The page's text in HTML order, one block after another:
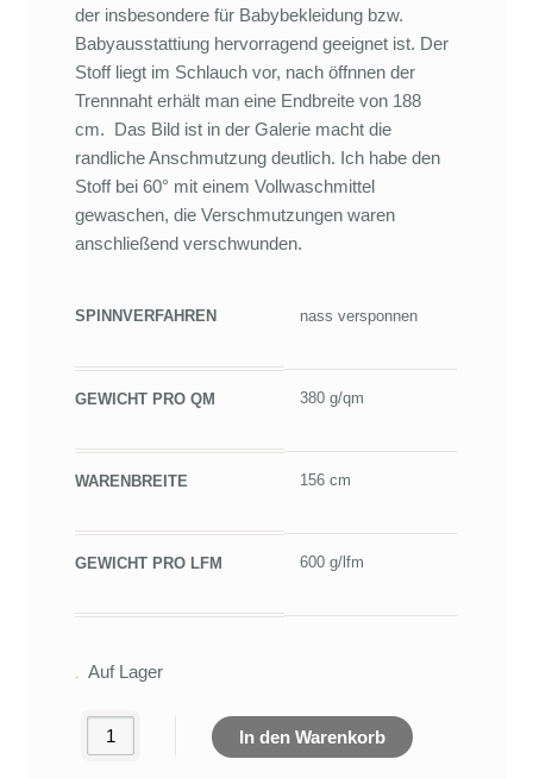
der insbesondere für Babybekleidung bzw.
Babyausstattiung hervorragend geeignet ist. Der
Stoff liegt im Schlauch vor, nach öffnnen der
Trennnaht erhält man eine Endbreite von 188
cm. Das Bild ist in der Galerie macht die
randliche Anschmutzung deutlich. Ich habe den
Stoff bei 60° mit einem Vollwaschmittel
gewaschen, die Verschmutzungen waren
anschließend verschwunden.
SPINNVERFAHREN nass versponnen
GEWICHT PRO QM 380 g/qm
WARENBREITE 156 cm
GEWICHT PRO LFM 600 g/lfm
Auf Lager
In den Warenkorb